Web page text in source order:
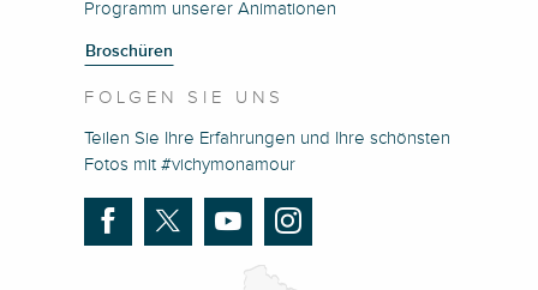
Programm unserer Animationen
Broschüren
FOLGEN SIE UNS
Teilen Sie Ihre Erfahrungen und Ihre schönsten
Fotos mit #vichymonamour